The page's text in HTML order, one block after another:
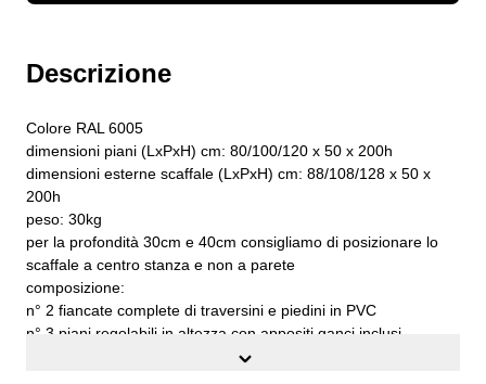
Descrizione
Colore RAL 6005
dimensioni piani (LxPxH) cm: 80/100/120 x 50 x 200h
dimensioni esterne scaffale (LxPxH) cm: 88/108/128 x 50 x
200h
peso: 30kg
per la profondità 30cm e 40cm consigliamo di posizionare lo
scaffale a centro stanza e non a parete
composizione:
n° 2 fiancate complete di traversini e piedini in PVC
n° 3 piani regolabili in altezza con appositi ganci inclusi
n° 1 barra appendiabiti con supporti per fissaggio al piano